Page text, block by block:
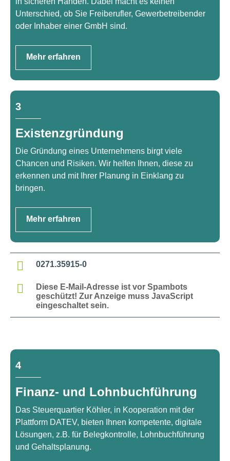
Unterschied, ob Sie Freiberufler, Gewerbetreibender
oder Inhaber einer GmbH sind.
Mehr erfahren
3
Existenzgründung
Die Gründung eines Unternehmens birgt viele
Chancen und Risiken. Wir helfen Ihnen, diese zu
erkennen und mit Ihrer Planung in Einklang zu
bringen.
Mehr erfahren
0271.35915-0
Diese E-Mail-Adresse ist vor Spambots
geschützt! Zur Anzeige muss JavaScript
eingeschaltet sein.
4
Finanz- und Lohnbuchführung
Das Steuerquartier Köhler, in Kooperation mit der
Plattform DATEV, bieten Ihnen kompetente, digitale
Lösungen, z.B. für Belegkontrolle, Lohnbuchführung
und Gehaltsplanung.